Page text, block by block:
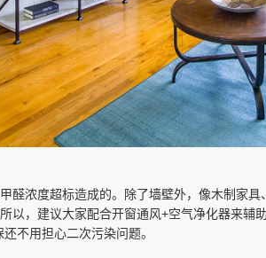
醛浓度超标造成的。除了墙壁外，像木制家
以，建议大家配合开窗通风+空气净化器来
不用担心二次污染问题。